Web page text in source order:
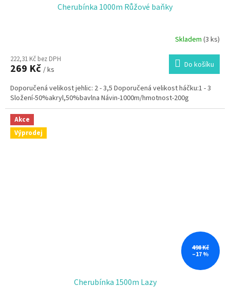
Cherubínka 1000m Růžové baňky
Skladem (3 ks)
222,31 Kč bez DPH
269 Kč / ks Do košíku
Doporučená velikost jehlic: 2 - 3,5 Doporučená velikost háčku:1 - 3
Složení-50%akryl,50%bavlna Návin-1000m/hmotnost-200g
Akce
Výprodej
498 Kč
–17 %
Cherubínka 1500m Lazy